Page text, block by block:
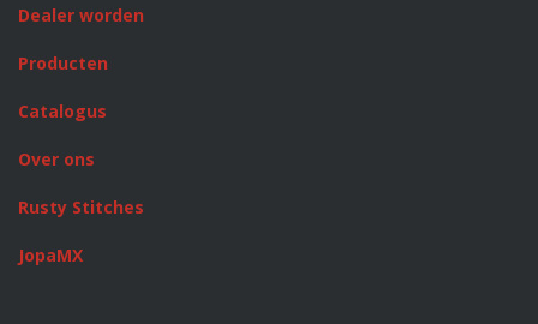
Dealer worden
Producten
Catalogus
Over ons
Rusty Stitches
JopaMX